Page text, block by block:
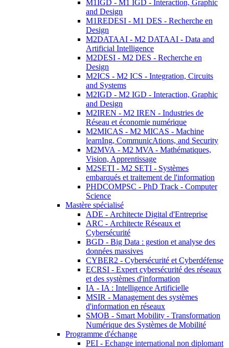
M1IGD - M1 IGD - Interaction, Graphic
and Design
M1REDESI - M1 DES - Recherche en
Design
M2DATAAI - M2 DATAAI - Data and
Artificial Intelligence
M2DESI - M2 DES - Recherche en
Design
M2ICS - M2 ICS - Integration, Circuits
and Systems
M2IGD - M2 IGD - Interaction, Graphic
and Design
M2IREN - M2 IREN - Industries de
Réseau et économie numérique
M2MICAS - M2 MICAS - Machine
learnIng, CommunicAtions, and Security
M2MVA - M2 MVA - Mathématiques,
Vision, Apprentissage
M2SETI - M2 SETI - Systèmes
embarqués et traitement de l'information
PHDCOMPSC - PhD Track - Computer
Science
Mastère spécialisé
ADE - Architecte Digital d'Entreprise
ARC - Architecte Réseaux et
Cybersécurité
BGD - Big Data : gestion et analyse des
données massives
CYBER2 - Cybersécurité et Cyberdéfense
ECRSI - Expert cybersécurité des réseaux
et des systèmes d'information
IA - IA : Intelligence Artificielle
MSIR - Management des systèmes
d'information en réseaux
SMOB - Smart Mobility - Transformation
Numérique des Systèmes de Mobilité
Programme d'échange
PEI - Echange international non diplomant